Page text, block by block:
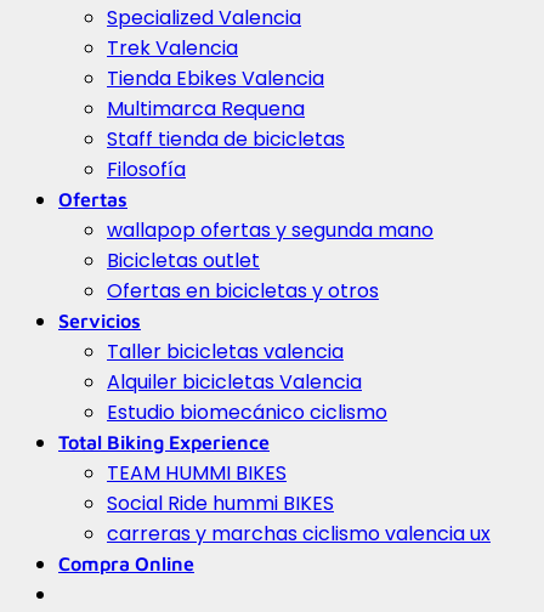
Specialized Valencia
Trek Valencia
Tienda Ebikes Valencia
Multimarca Requena
Staff tienda de bicicletas
Filosofía
Ofertas
wallapop ofertas y segunda mano
Bicicletas outlet
Ofertas en bicicletas y otros
Servicios
Taller bicicletas valencia
Alquiler bicicletas Valencia
Estudio biomecánico ciclismo
Total Biking Experience
TEAM HUMMI BIKES
Social Ride hummi BIKES
carreras y marchas ciclismo valencia ux
Compra Online